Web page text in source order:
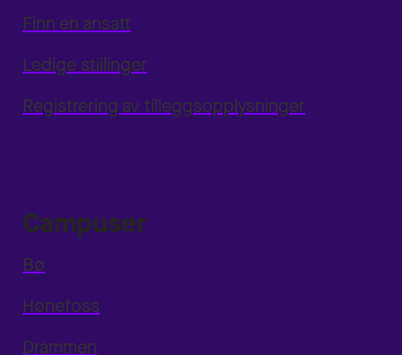
Finn en ansatt
Ledige stillinger
Registrering av tilleggsopplysninger
Campuser
Bø
Hønefoss
Drammen